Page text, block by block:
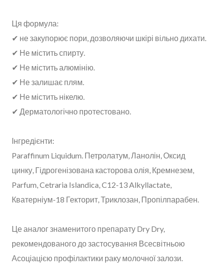
Ця формула:
✔ не закупорює пори, дозволяючи шкірі вільно дихати.
✔ Не містить спирту.
✔ Не містить алюмінію.
✔ Не залишає плям.
✔ Не містить нікелю.
✔ Дерматологічно протестовано.
Інгредієнти:
Paraffinum Liquidum. Петролатум, Ланолін, Оксид
цинку, Гідрогенізована касторова олія, Кремнезем,
Parfum, Cetraria Islandica, C12-13 Alkyllactate,
Кватерніум-18 Гекторит, Триклозан, Пропілпарабен.
Це аналог знаменитого препарату Dry Dry,
рекомендованого до застосування Всесвітньою
Асоціацією профілактики раку молочної залози.